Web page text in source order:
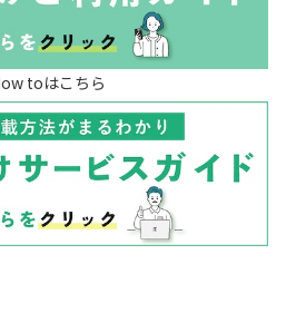
toはこちら